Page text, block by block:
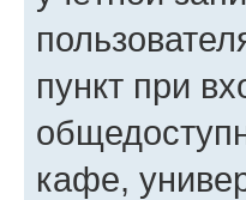
пункт при
кафе,